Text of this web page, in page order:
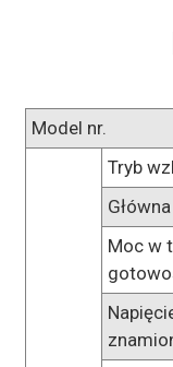
Model nr.
Tryb
Moc w